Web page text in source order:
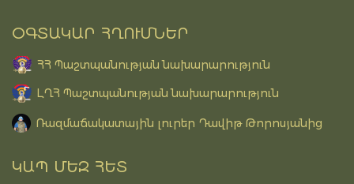
ՕԳՏԱԿԱՐ ՀՂՈՒՄՆԵՐ
ՀՀ Պաշտպանության նախարարություն
ԼՂՀ Պաշտպանության նախարարություն
Ռազմաճակատային լուրեր Դավիթ Թորոսյանից
ԿԱՊ ՄԵԶ ՀԵՏ